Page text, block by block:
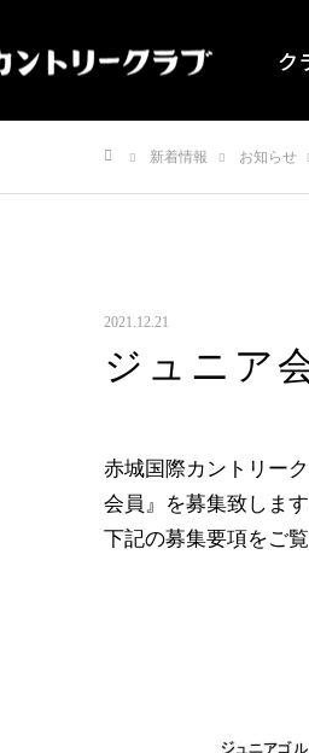
ク
新着情報 お知らせ
2021.12.21
ジュニア
赤城国際カントリー
会員』を募集致します
下記の募集要項をご